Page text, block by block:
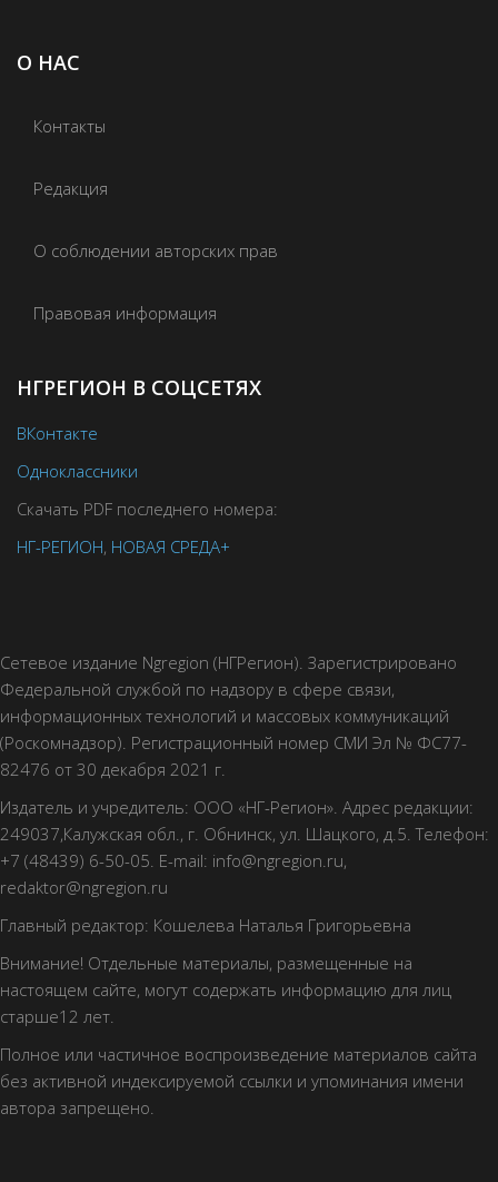
О НАС
Контакты
Редакция
О соблюдении авторских прав
Правовая информация
НГРЕГИОН В СОЦСЕТЯХ
ВКонтакте
Одноклассники
Скачать PDF последнего номера:
НГ-РЕГИОН, НОВАЯ СРЕДА+
Сетевое издание Ngregion (НГРегион). Зарегистрировано
Федеральной службой по надзору в сфере связи,
информационных технологий и массовых коммуникаций
(Роскомнадзор). Регистрационный номер СМИ Эл № ФС77-
82476 от 30 декабря 2021 г.
Издатель и учредитель: ООО «НГ-Регион». Адрес редакции:
249037,Калужская обл., г. Обнинск, ул. Шацкого, д.5. Телефон:
+7 (48439) 6-50-05. E-mail: info@ngregion.ru,
redaktor@ngregion.ru
Главный редактор: Кошелева Наталья Григорьевна
Внимание! Отдельные материалы, размещенные на
настоящем сайте, могут содержать информацию для лиц
старше12 лет.
Полное или частичное воспроизведение материалов сайта
без активной индексируемой ссылки и упоминания имени
автора запрещено.